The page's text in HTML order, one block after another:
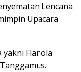
Lencana
Upacara
yakni Flanola